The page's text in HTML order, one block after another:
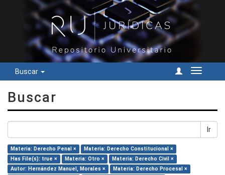
Buscar
Cambiar
Buscar
Ir
Materia: Derecho Penal ×
Materia: Derecho Constitucional ×
Has File(s): true ×
Materia: Otro ×
Materia: Derecho Civil ×
Autor: Hernández Manuel, Morales ×
Materia: Derecho Procesal ×